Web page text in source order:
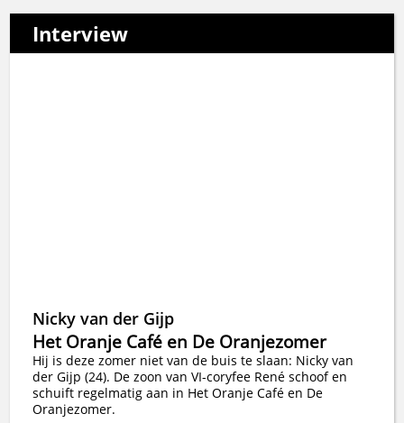
Interview
Nicky van der Gijp
Het Oranje Café en De Oranjezomer
Hij is deze zomer niet van de buis te slaan: Nicky van
der Gijp (24). De zoon van VI-coryfee René schoof en
schuift regelmatig aan in Het Oranje Café en De
Oranjezomer.